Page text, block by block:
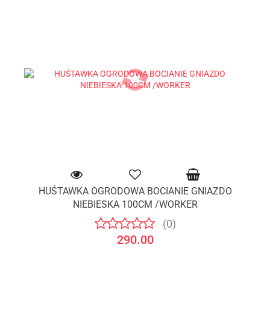
HUŚTAWKA OGRODOWA BOCIANIE GNIAZDO
NIEBIESKA 100CM /WORKER
(0)
290.00